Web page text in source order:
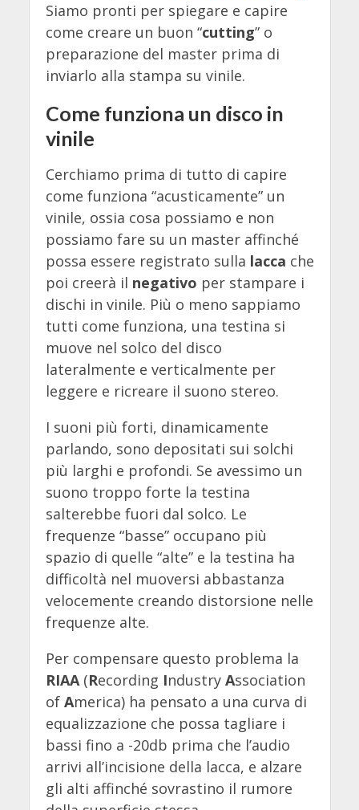
Siamo pronti per spiegare e capire
come creare un buon “cutting” o
preparazione del master prima di
inviarlo alla stampa su vinile.
Come funziona un disco in
vinile
Cerchiamo prima di tutto di capire
come funziona “acusticamente” un
vinile, ossia cosa possiamo e non
possiamo fare su un master affinché
possa essere registrato sulla lacca che
poi creerà il negativo per stampare i
dischi in vinile. Più o meno sappiamo
tutti come funziona, una testina si
muove nel solco del disco
lateralmente e verticalmente per
leggere e ricreare il suono stereo.
I suoni più forti, dinamicamente
parlando, sono depositati sui solchi
più larghi e profondi. Se avessimo un
suono troppo forte la testina
salterebbe fuori dal solco. Le
frequenze “basse” occupano più
spazio di quelle “alte” e la testina ha
difficoltà nel muoversi abbastanza
velocemente creando distorsione nelle
frequenze alte.
Per compensare questo problema la
RIAA (Recording Industry Association
of America) ha pensato a una curva di
equalizzazione che possa tagliare i
bassi fino a -20db prima che l’audio
arrivi all’incisione della lacca, e alzare
gli alti affinché sovrastino il rumore